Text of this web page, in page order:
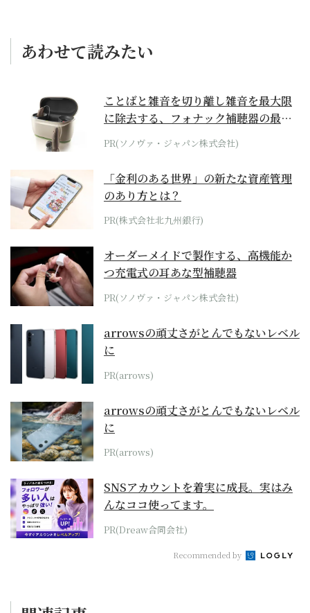
あわせて読みたい
ことばと雑音を切り離し雑音を最大限
に除去する、フォナック補聴器の最上
位モデル
PR(ソノヴァ・ジャパン株式会社)
「金利のある世界」の新たな資産管理
のあり方とは？
PR(株式会社北九州銀行)
オーダーメイドで製作する、高機能か
つ充電式の耳あな型補聴器
PR(ソノヴァ・ジャパン株式会社)
arrowsの頑丈さがとんでもないレベル
に
PR(arrows)
arrowsの頑丈さがとんでもないレベル
に
PR(arrows)
SNSアカウントを着実に成長。実はみ
んなココ使ってます。
PR(Dreaw合同会社)
Recommended by